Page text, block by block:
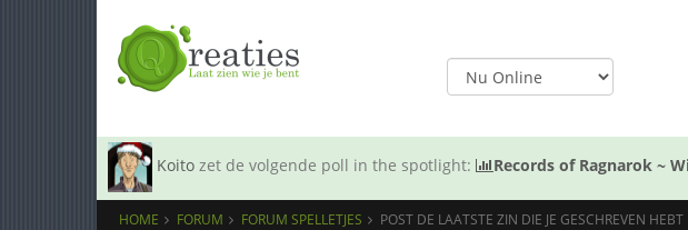
Koito zet de volgende poll in the spotlight: Records of Ragnarok ~
HOME FORUM FORUM SPELLETJES POST DE LAATSTE ZIN DIE JE GESCHREVEN